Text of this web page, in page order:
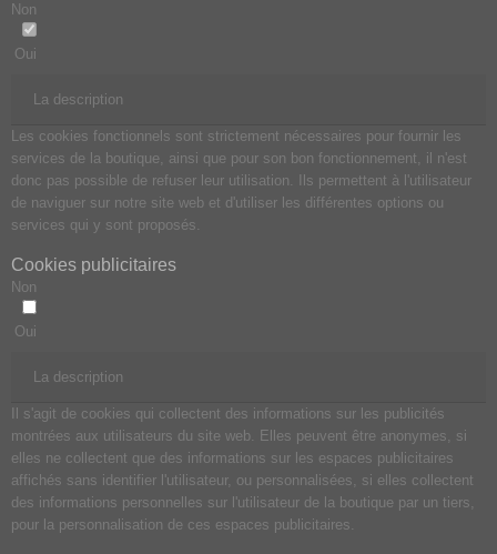
Non
Oui
La description
Les cookies fonctionnels sont strictement nécessaires pour fournir les
services de la boutique, ainsi que pour son bon fonctionnement, il n'est
donc pas possible de refuser leur utilisation. Ils permettent à l'utilisateur
de naviguer sur notre site web et d'utiliser les différentes options ou
services qui y sont proposés.
Cookies publicitaires
Non
Oui
La description
Il s'agit de cookies qui collectent des informations sur les publicités
montrées aux utilisateurs du site web. Elles peuvent être anonymes, si
elles ne collectent que des informations sur les espaces publicitaires
affichés sans identifier l'utilisateur, ou personnalisées, si elles collectent
des informations personnelles sur l'utilisateur de la boutique par un tiers,
pour la personnalisation de ces espaces publicitaires.